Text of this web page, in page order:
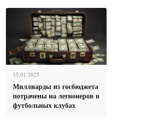
15.01.2025
Миллиарды из госбюджета
потрачены на легионеров в
футбольных клубах